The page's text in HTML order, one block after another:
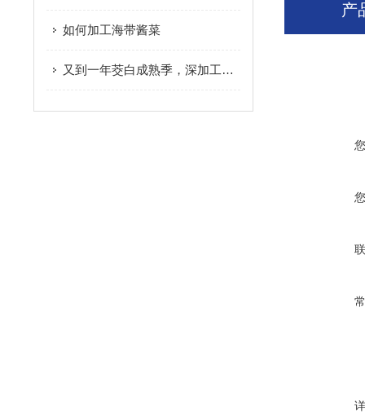
如何加工海带酱菜
又到一年茭白成熟季，深加工促进产业升级
产